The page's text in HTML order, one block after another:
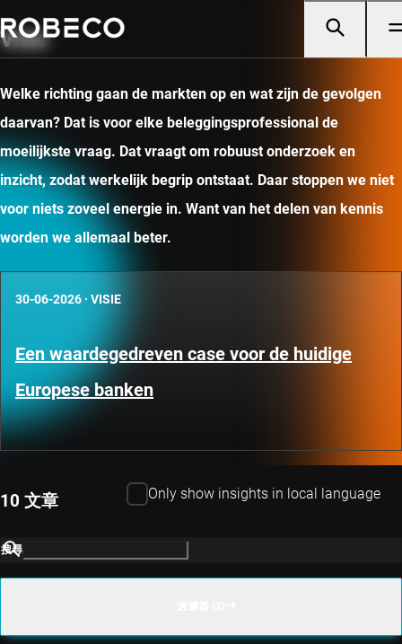
Visie
Welke richting gaan de markten op en wat zijn de gevolgen
daarvan? Dat is voor elke beleggingsprofessional de
moeilijkste vraag. Dat vraagt om robuust onderzoek en
inzicht, zodat werkelijk begrip ontstaat. Daar stoppen we niet
voor niets zoveel energie in. Want van het delen van kennis
worden we allemaal beter.
30-06-2026 · VISIE
Een waardegedreven case voor de huidige
Europese banken
10 文章 Only show insights in local language
搜尋